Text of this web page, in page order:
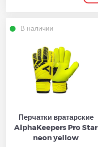
В наличии
Перчатки вратарские
AlphaKeepers Pro Star
neon yellow